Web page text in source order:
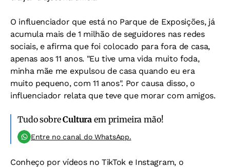
O influenciador que está no Parque de Exposições, já
acumula mais de 1 milhão de seguidores nas redes
sociais, e afirma que foi colocado para fora de casa,
apenas aos 11 anos. "Eu tive uma vida muito foda,
minha mãe me expulsou de casa quando eu era
muito pequeno, com 11 anos". Por causa disso, o
influenciador relata que teve que morar com amigos.
Tudo sobreCultura em primeira mão!
Entre no canal do WhatsApp.
Conheço por vídeos no TikTok e Instagram, o